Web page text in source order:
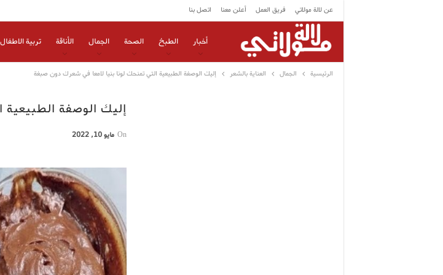
عن لالة مولاتي فريق العمل أعلن معنا اتصل بنا
أخبار الطبخ الصحة الجمال الأناقة تربية الاطفال
الرئيسية الجمال العناية بالشعر إليك الوصفة الطبيعية التي تمنحك لونا بنيا لامعا في شعرك دون صبغة
إليك الوصفة
On مايو 10, 2022